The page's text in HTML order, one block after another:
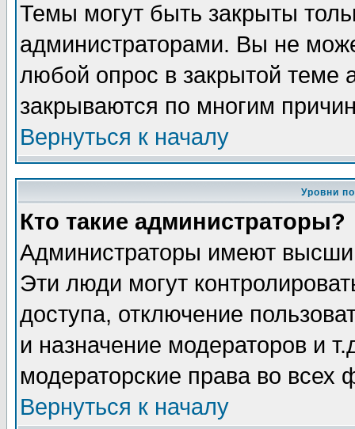
Темы могут быть закрыты
администраторами. Вы не
любой опрос в закрытой теме
закрываются по многим
Вернуться к началу
Уровни
Кто такие администраторы?
Администраторы имеют
Эти люди могут
доступа, отключение
и назначение модераторов и
модераторские права во всех
Вернуться к началу